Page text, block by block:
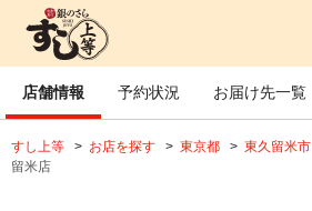
店舗情報 予約状況 お届け先一覧
すし上等 お店を探す 東京都 東久留米市
留米店